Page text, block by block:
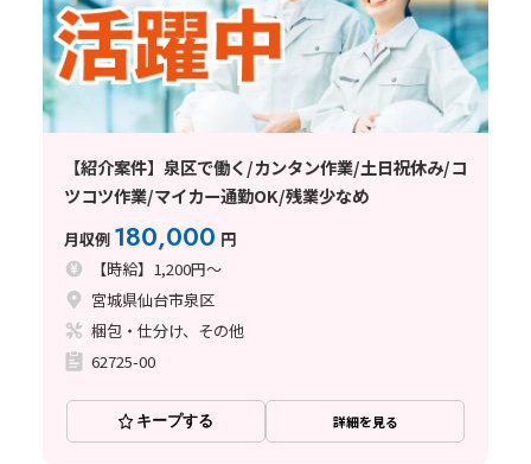
【紹介案件】泉区で働く/カンタン作業/土日祝休み/コ
ツコツ作業/マイカー通勤OK/残業少なめ
月収例 180,000 円
【時給】1,200円～
宮城県仙台市泉区
梱包・仕分け、その他
62725-00
キープする 詳細を見る